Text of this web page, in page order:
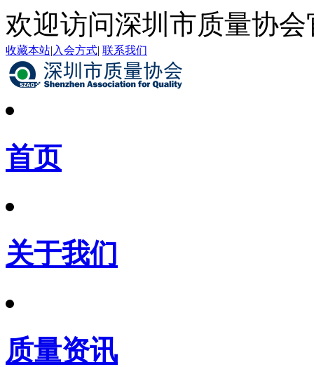
欢迎访问深圳市质量协会
收藏本站| 入会方式| 联系我们
首页
关于我们
质量资讯